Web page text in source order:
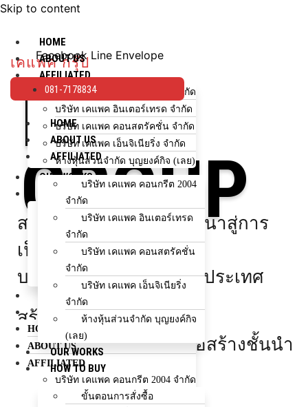
Skip to content
HOME
ABOUT US
AFFILIATED
บริษัท เคแพค คอนกรีต 2004 จำกัด
บริษัท เคแพค อินเตอร์เทรด จำกัด
บริษัท เคแพค คอนสตรัคชั่น จำกัด
บริษัท เคแพค เอ็นจิเนียริ่ง จำกัด
ห้างหุ้นส่วนจำกัด บุญยงค์กิจ (เลย)
OUR WORKS
HOW TO BUY
ขั้นตอนการสั่งซื้อ
ใช้จำนวนกี่คิว?
เลือกรถโม่ปูน
ช่องทางการชำระเงิน
สำหรับโครงการ/ตัวแทนจำหน่าย
NEWS & EVENTS
CONTACT US
HOME
ABOUT US
AFFILIATED
บริษัท เคแพค คอนกรีต 2004 จำกัด
บริษัท เคแพค อินเตอร์เทรด จำกัด
Facebook Line Envelope
081-7178834
HOME
ABOUT US
AFFILIATED
บริษัท เคแพค คอนกรีต 2004
จำกัด
บริษัท เคแพค อินเตอร์เทรด
จำกัด
บริษัท เคแพค คอนสตรัคชั่น
จำกัด
บริษัท เคแพค เอ็นจิเนียริ่ง
จำกัด
ห้างหุ้นส่วนจำกัด บุญยงค์กิจ
(เลย)
OUR WORKS
HOW TO BUY
ขั้นตอนการสั่งซื้อ
เคแพค กรุ๊ป
KPAC
GROUP
สร้างผลงานคุณภาพ พัฒนาสู่การ
เป็น
บริษัทก่อสร้างชั้นนำของประเทศ
สร้างผลงานคุณภาพ
พัฒนาสู่การเป็นบริษัทก่อสร้างชั้นนำ
ของประเทศ